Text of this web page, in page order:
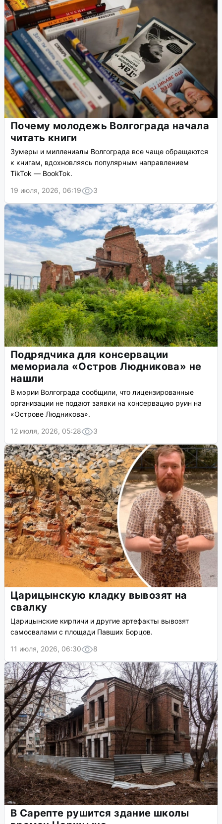
Почему молодежь Волгограда начала
читать книги
Зумеры и миллениалы Волгограда все чаще обращаются
к книгам, вдохновляясь популярным направлением
TikTok — BookTok.
19 июля, 2026, 06:19
3
Подрядчика для консервации
мемориала «Остров Людникова» не
нашли
В мэрии Волгограда сообщили, что лицензированные
организации не подают заявки на консервацию руин на
«Острове Людникова».
12 июля, 2026, 05:28
3
Царицынскую кладку вывозят на
свалку
Царицынские кирпичи и другие артефакты вывозят
самосвалами с площади Павших Борцов.
11 июля, 2026, 06:30
8
В Сарепте рушится здание школы